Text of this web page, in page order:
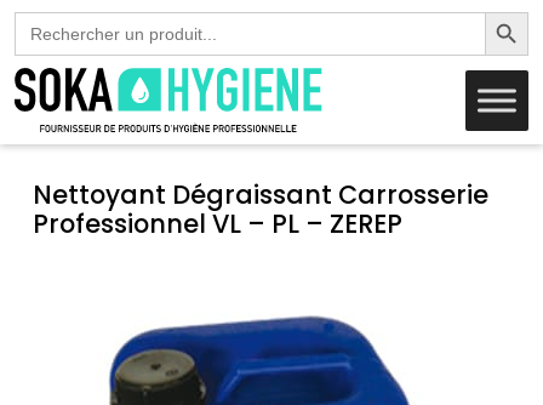
Search
for:
Search
Nettoyant Dégraissant Carrosserie
Professionnel VL – PL – ZEREP